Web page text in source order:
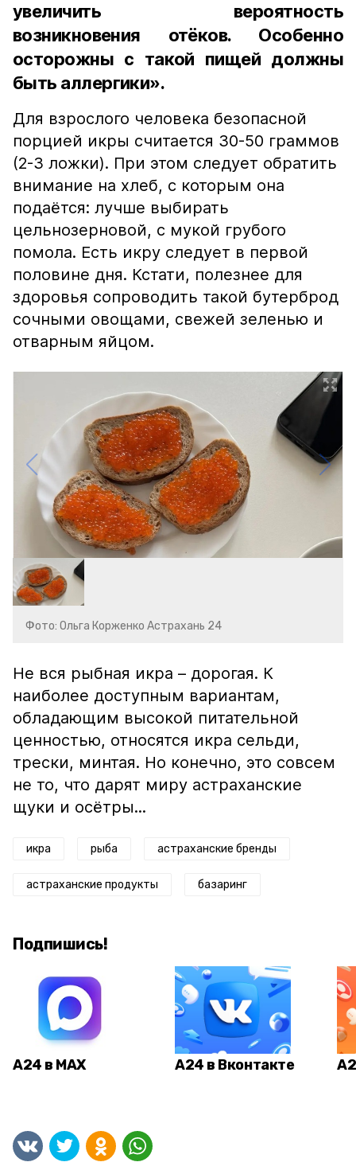
увеличить вероятность
возникновения отёков. Особенно
осторожны с такой пищей должны
быть аллергики».
Для взрослого человека безопасной
порцией икры считается 30-50 граммов
(2-3 ложки). При этом следует обратить
внимание на хлеб, с которым она
подаётся: лучше выбирать
цельнозерновой, с мукой грубого
помола. Есть икру следует в первой
половине дня. Кстати, полезнее для
здоровья сопроводить такой бутерброд
сочными овощами, свежей зеленью и
отварным яйцом.
Фото: Ольга Корженко Астрахань 24
Не вся рыбная икра – дорогая. К
наиболее доступным вариантам,
обладающим высокой питательной
ценностью, относятся икра сельди,
трески, минтая. Но конечно, это совсем
не то, что дарят миру астраханские
щуки и осётры...
икра рыба астраханские бренды
астраханские продукты базаринг
Подпишись!
А24 в MAX А24 в Вконтакте